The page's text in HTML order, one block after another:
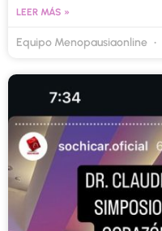
LEER MÁS »
Equipo Menopausiaonline